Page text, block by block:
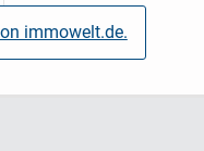
immowelt.de.